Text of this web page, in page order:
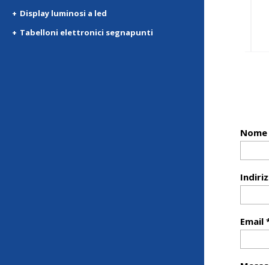
Display luminosi a led
Tabelloni elettronici segnapunti
Email